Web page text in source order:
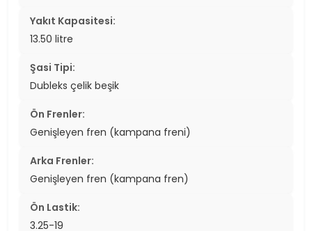
Yakıt Kapasitesi:
13.50 litre
Şasi Tipi:
Dubleks çelik beşik
Ön Frenler:
Genişleyen fren (kampana freni)
Arka Frenler:
Genişleyen fren (kampana fren)
Ön Lastik:
3.25-19